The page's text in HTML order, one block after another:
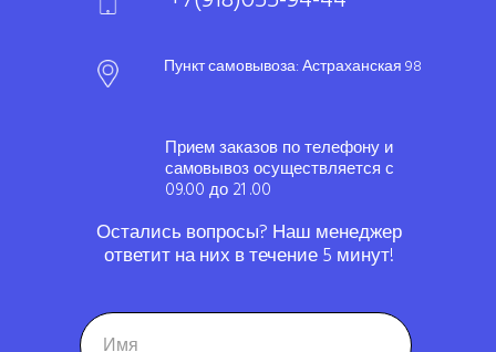
Пункт самовывоза: Астраханская 98
Прием заказов по телефону и
самовывоз осуществляется с
09.00 до 21 .00
Остались вопросы? Наш менеджер
ответит на них в течение 5 минут!